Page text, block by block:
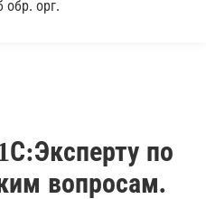
обр. орг.
по
вопросам.